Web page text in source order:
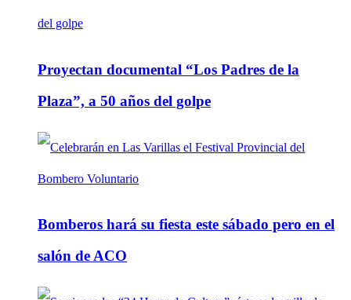
Proyectan documental “Los Padres de la
Plaza”, a 50 años del golpe
Bomberos hará su fiesta este sábado pero en el
salón de ACO